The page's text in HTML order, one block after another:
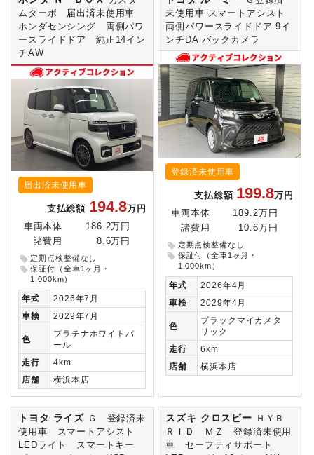
ムターボ 届出済未使用車
ホンダセンシング 両側パワ
ースライドドア 純正14イン
チAW
届出済未使用車
支払総額 194.8万円
車両本体
186.2万円
諸費用
8.6万円
定期点検整備なし
保証付（全車1ヶ月・
1,000km）
年式
2026年7月
車検
2029年7月
色
プラチナホワイトパ
ール
走行
4km
店舗
横浜本店
未使用車 スマートアシスト
両側パワースライドドア 9イ
ンチDA バックカメラ
登録済未使用車
支払総額 199.8万円
車両本体
189.2万円
諸費用
10.6万円
定期点検整備なし
保証付（全車1ヶ月・
1,000km）
年式
2026年4月
車検
2029年4月
色
ブラックマイカメタ
リック
走行
6km
店舗
横浜本店
トヨタ ライズ Ｇ 登録済未
使用車 スマートアシスト
LEDライト スマートキー
スズキ クロスビー
ＨＹＢ
ＲＩＤ ＭＺ 登録済未使用
車 セーフティサポート